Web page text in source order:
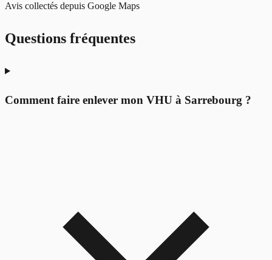
Avis collectés depuis Google Maps
Questions fréquentes
Comment faire enlever mon VHU à Sarrebourg ?